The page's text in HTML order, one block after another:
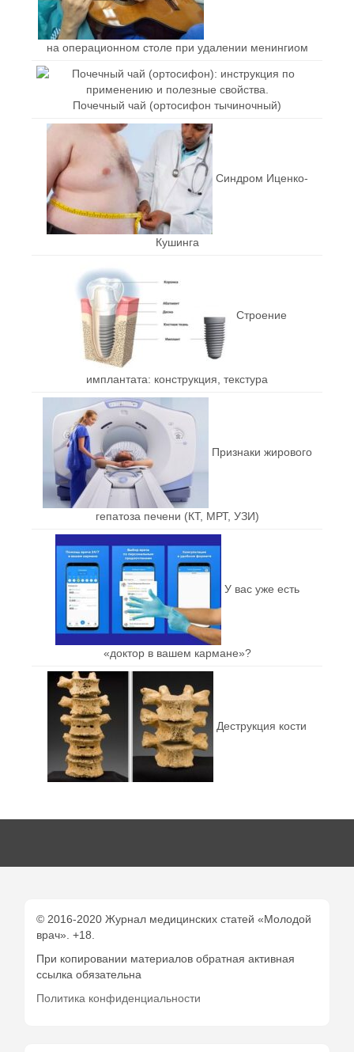
на операционном столе при удалении менингиом
Почечный чай (ортосифон тычиночный)
Синдром Иценко-
Кушинга
Строение
имплантата: конструкция, текстура
Признаки жирового
гепатоза печени (КТ, МРТ, УЗИ)
У вас уже есть
«доктор в вашем кармане»?
Деструкция кости
© 2016-2020 Журнал медицинских статей «Молодой
врач». +18.
При копировании материалов обратная активная
ссылка обязательна
Политика конфиденциальности